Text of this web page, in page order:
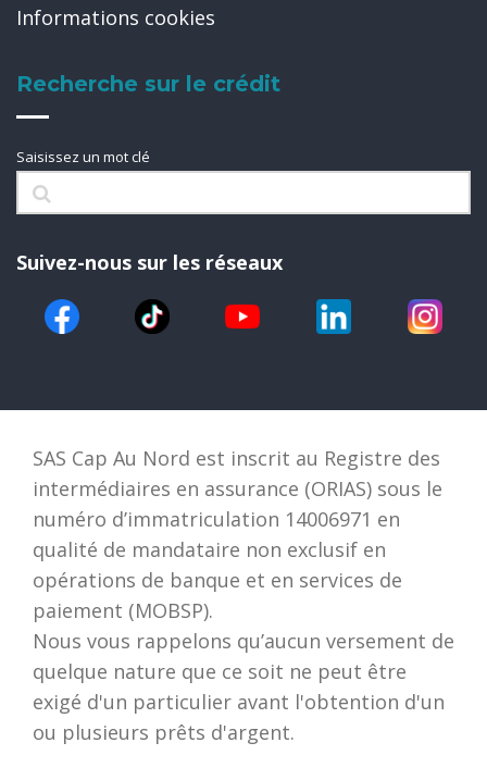
Informations cookies
Recherche sur le crédit
Saisissez un mot clé
Suivez-nous sur les réseaux
SAS Cap Au Nord est inscrit au Registre des
intermédiaires en assurance (ORIAS) sous le
numéro d’immatriculation 14006971 en
qualité de mandataire non exclusif en
opérations de banque et en services de
paiement (MOBSP).
Nous vous rappelons qu’aucun versement de
quelque nature que ce soit ne peut être
exigé d'un particulier avant l'obtention d'un
ou plusieurs prêts d'argent.